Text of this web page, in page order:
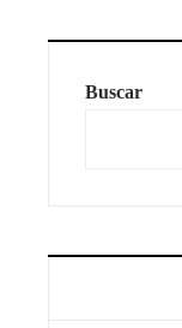
Buscar